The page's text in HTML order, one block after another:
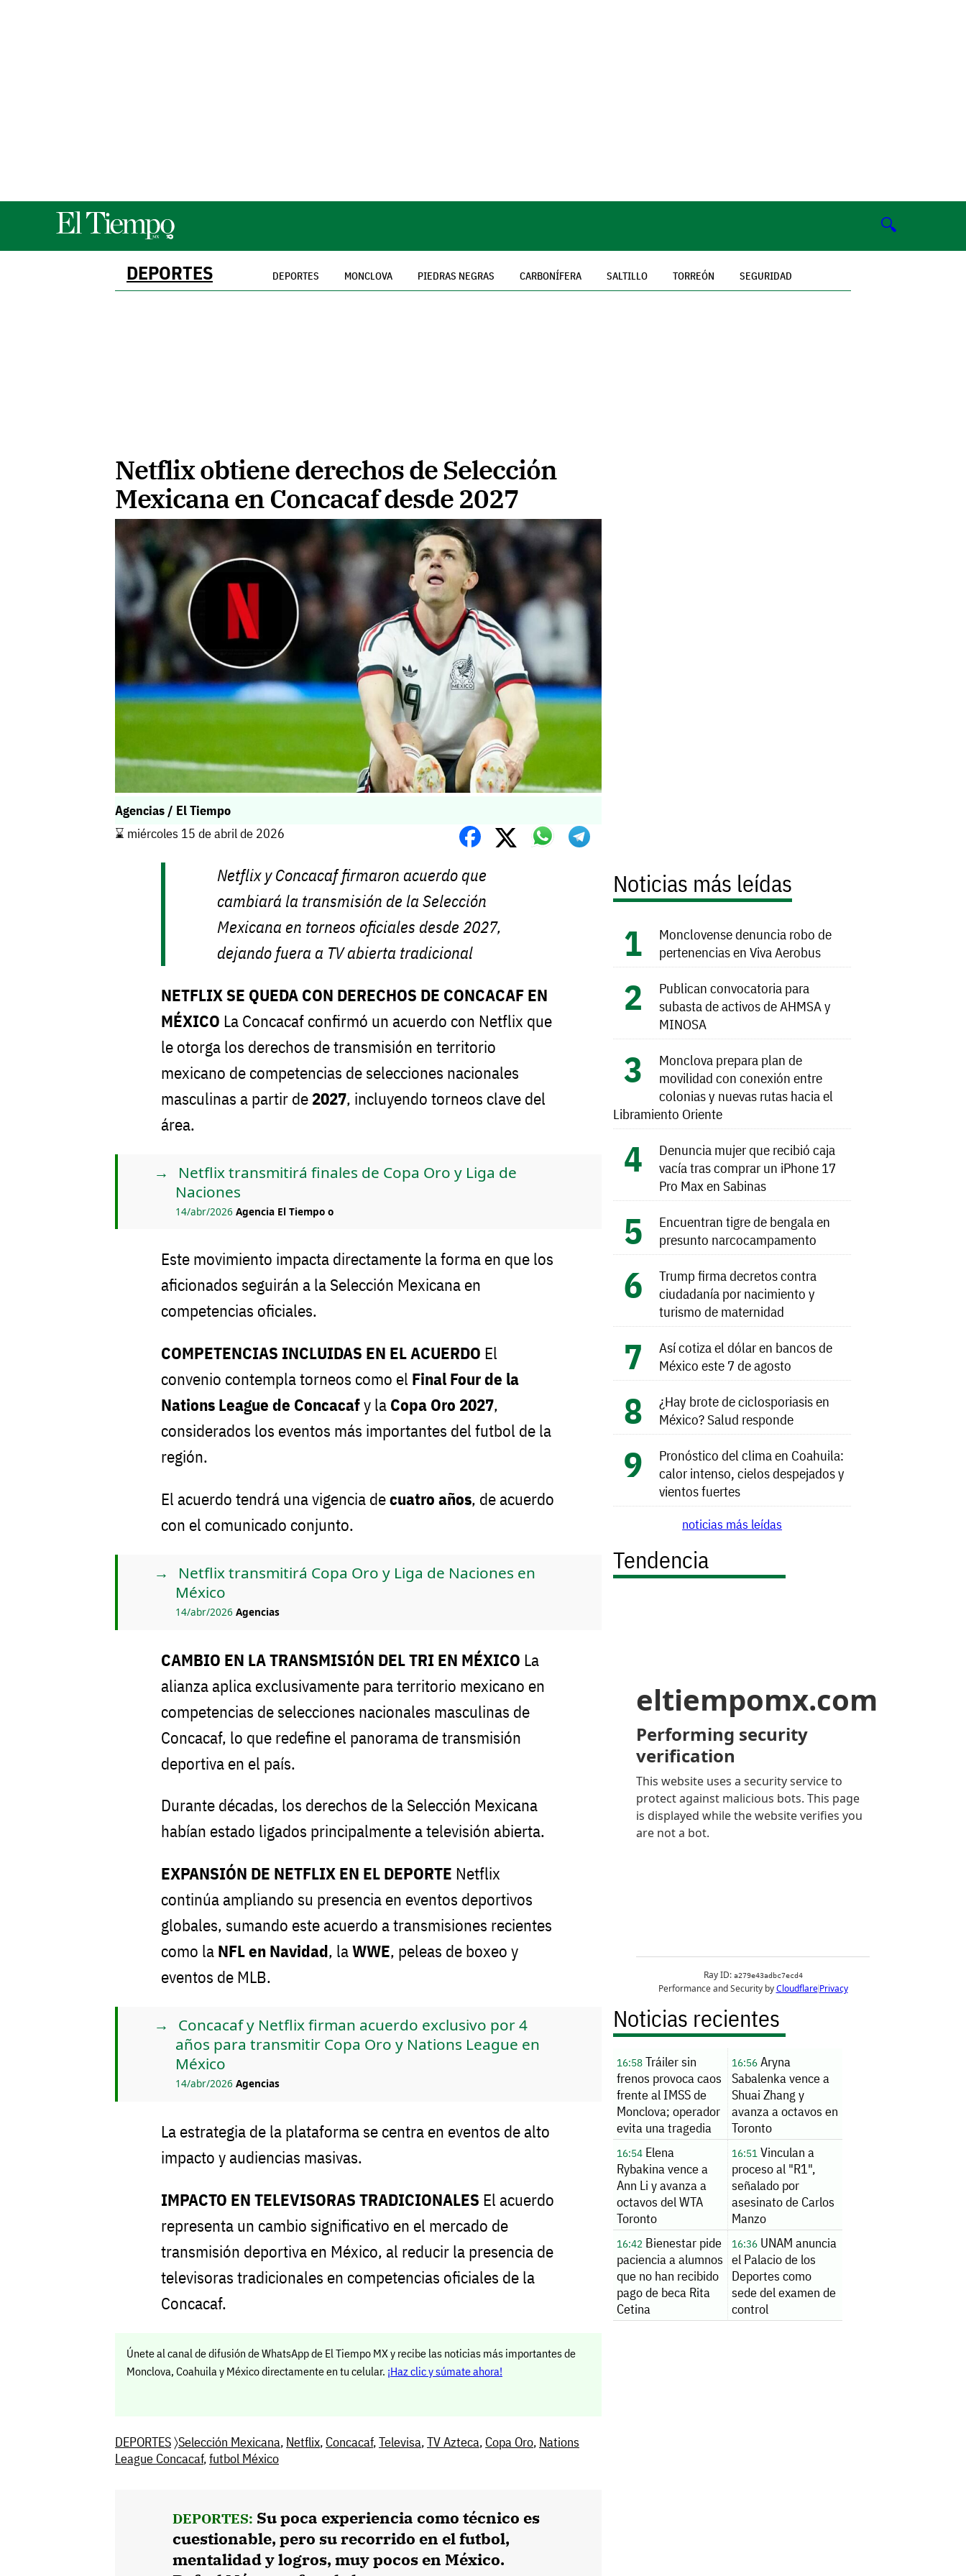
🔍
DEPORTES DEPORTES MONCLOVA PIEDRAS NEGRAS CARBONÍFERA SALTILLO TORREÓN SEGURIDAD
Netflix obtiene derechos de Selección
Mexicana en Concacaf desde 2027
Agencias / El Tiempo
⌛️ miércoles 15 de abril de 2026
Netflix y Concacaf firmaron acuerdo que
cambiará la transmisión de la Selección
Mexicana en torneos oficiales desde 2027,
dejando fuera a TV abierta tradicional
NETFLIX SE QUEDA CON DERECHOS DE CONCACAF EN
MÉXICO La Concacaf confirmó un acuerdo con Netflix que
le otorga los derechos de transmisión en territorio
mexicano de competencias de selecciones nacionales
masculinas a partir de 2027, incluyendo torneos clave del
área.
Netflix transmitirá finales de Copa Oro y Liga de
Naciones
14/abr/2026 Agencia El Tiempo o
Este movimiento impacta directamente la forma en que los
aficionados seguirán a la Selección Mexicana en
competencias oficiales.
COMPETENCIAS INCLUIDAS EN EL ACUERDO El
convenio contempla torneos como el Final Four de la
Nations League de Concacafy la Copa Oro 2027,
considerados los eventos más importantes del futbol de la
región.
El acuerdo tendrá una vigencia decuatro años, de acuerdo
con el comunicado conjunto.
Netflix transmitirá Copa Oro y Liga de Naciones en
México
14/abr/2026 Agencias
CAMBIO EN LA TRANSMISIÓN DEL TRI EN MÉXICO La
alianza aplica exclusivamente para territorio mexicano en
competencias de selecciones nacionales masculinas de
Concacaf, lo que redefine el panorama de transmisión
deportiva en el país.
Durante décadas, los derechos de la Selección Mexicana
habían estado ligados principalmente a televisión abierta.
EXPANSIÓN DE NETFLIX EN EL DEPORTE Netflix
continúa ampliando su presencia en eventos deportivos
globales, sumando este acuerdo a transmisiones recientes
como la NFL en Navidad, laWWE, peleas de boxeo y
eventos de MLB.
Concacaf y Netflix firman acuerdo exclusivo por 4
años para transmitir Copa Oro y Nations League en
México
14/abr/2026 Agencias
La estrategia de la plataforma se centra en eventos de alto
impacto y audiencias masivas.
IMPACTO EN TELEVISORAS TRADICIONALES El acuerdo
representa un cambio significativo en el mercado de
transmisión deportiva en México, al reducir la presencia de
televisoras tradicionales en competencias oficiales de la
Concacaf.
Únete al canal de difusión de WhatsApp de El Tiempo MX y recibe las noticias más importantes de
Monclova, Coahuila y México directamente en tu celular. ¡Haz clic y súmate ahora!
DEPORTES〉Selección Mexicana, Netflix, Concacaf,Televisa,TV Azteca, Copa Oro, Nations
League Concacaf,futbol México
DEPORTES: Su poca experiencia como técnico es
cuestionable, pero su recorrido en el futbol,
mentalidad y logros, muy pocos en México.
Noticias más leídas
Monclovense denuncia robo de
pertenencias en Viva Aerobus
Publican convocatoria para
subasta de activos de AHMSA y
MINOSA
Monclova prepara plan de
movilidad con conexión entre
colonias y nuevas rutas hacia el
Libramiento Oriente
Denuncia mujer que recibió caja
vacía tras comprar un iPhone 17
Pro Max en Sabinas
Encuentran tigre de bengala en
presunto narcocampamento
Trump firma decretos contra
ciudadanía por nacimiento y
turismo de maternidad
Así cotiza el dólar en bancos de
México este 7 de agosto
¿Hay brote de ciclosporiasis en
México? Salud responde
Pronóstico del clima en Coahuila:
calor intenso, cielos despejados y
vientos fuertes
noticias más leídas
Tendencia
Noticias recientes
16:58 Tráiler sin
frenos provoca caos
frente al IMSS de
Monclova; operador
evita una tragedia
mayor
16:56Aryna
Sabalenka vence a
Shuai Zhang y
avanza a octavos en
Toronto
16:54 Elena
Rybakina vence a
Ann Li y avanza a
octavos del WTA
Toronto
16:51Vinculan a
proceso al "R1",
señalado por
asesinato de Carlos
Manzo
16:42 Bienestar pide
paciencia a alumnos
que no han recibido
pago de beca Rita
Cetina
16:36UNAM anuncia
el Palacio de los
Deportes como
sede del examen de
control